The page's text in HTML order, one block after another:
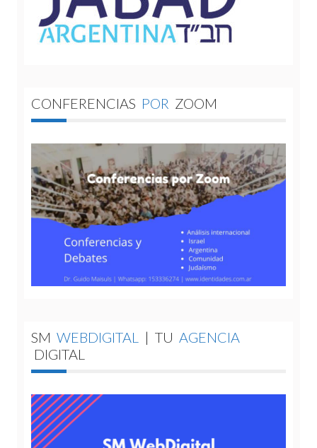
CONFERENCIAS POR ZOOM
SM WEBDIGITAL | TU AGENCIA
DIGITAL